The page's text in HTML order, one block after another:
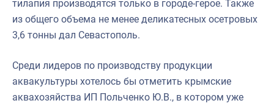
тилапия производятся только в городе-герое. Также
из общего объема не менее деликатесных осетровых
3,6 тонны дал Севастополь.
Среди лидеров по производству продукции
аквакультуры хотелось бы отметить крымские
аквахозяйства ИП Польченко Ю.В., в котором уже